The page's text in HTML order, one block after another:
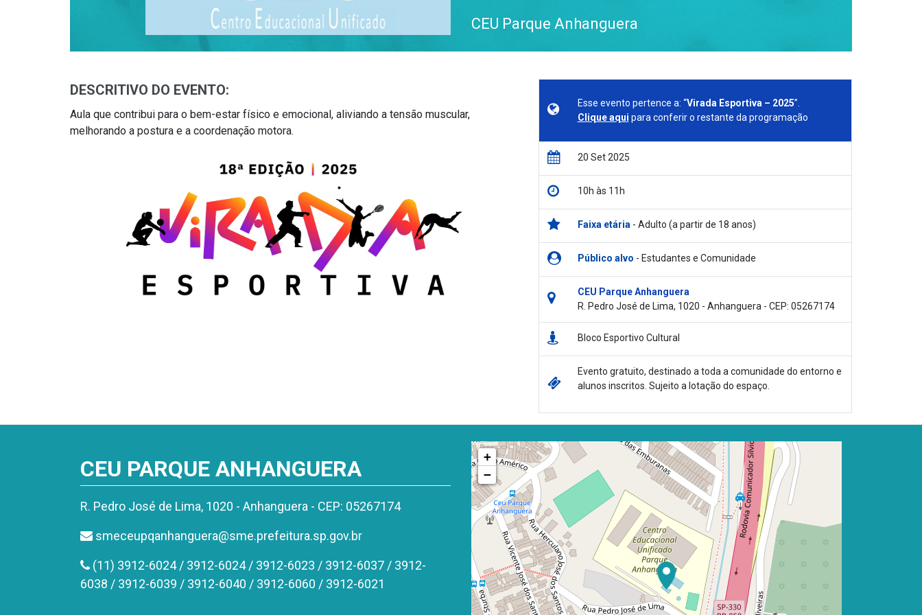
CEU Parque Anhanguera
DESCRITIVO DO EVENTO:
Aula que contribui para o bem-estar físico e emocional, aliviando a tensão muscular,
melhorando a postura e a coordenação motora.
Esse evento pertence a: “Virada Esportiva – 2025”.
Clique aqui para conferir o restante da programação
20 Set 2025
10h às 11h
Faixa etária- Adulto (a partir de 18 anos)
Público alvo - Estudantes e Comunidade
CEU Parque Anhanguera
R. Pedro José de Lima, 1020 - Anhanguera - CEP: 05267174
Bloco Esportivo Cultural
Evento gratuito, destinado a toda a comunidade do entorno e
alunos inscritos. Sujeito a lotação do espaço.
CEU PARQUE ANHANGUERA
R. Pedro José de Lima, 1020 - Anhanguera - CEP: 05267174
smeceupqanhanguera@sme.prefeitura.sp.gov.br
(11) 3912-6024 / 3912-6024 / 3912-6023 / 3912-6037 / 3912-
6038 / 3912-6039 / 3912-6040 / 3912-6060 / 3912-6021
+
−